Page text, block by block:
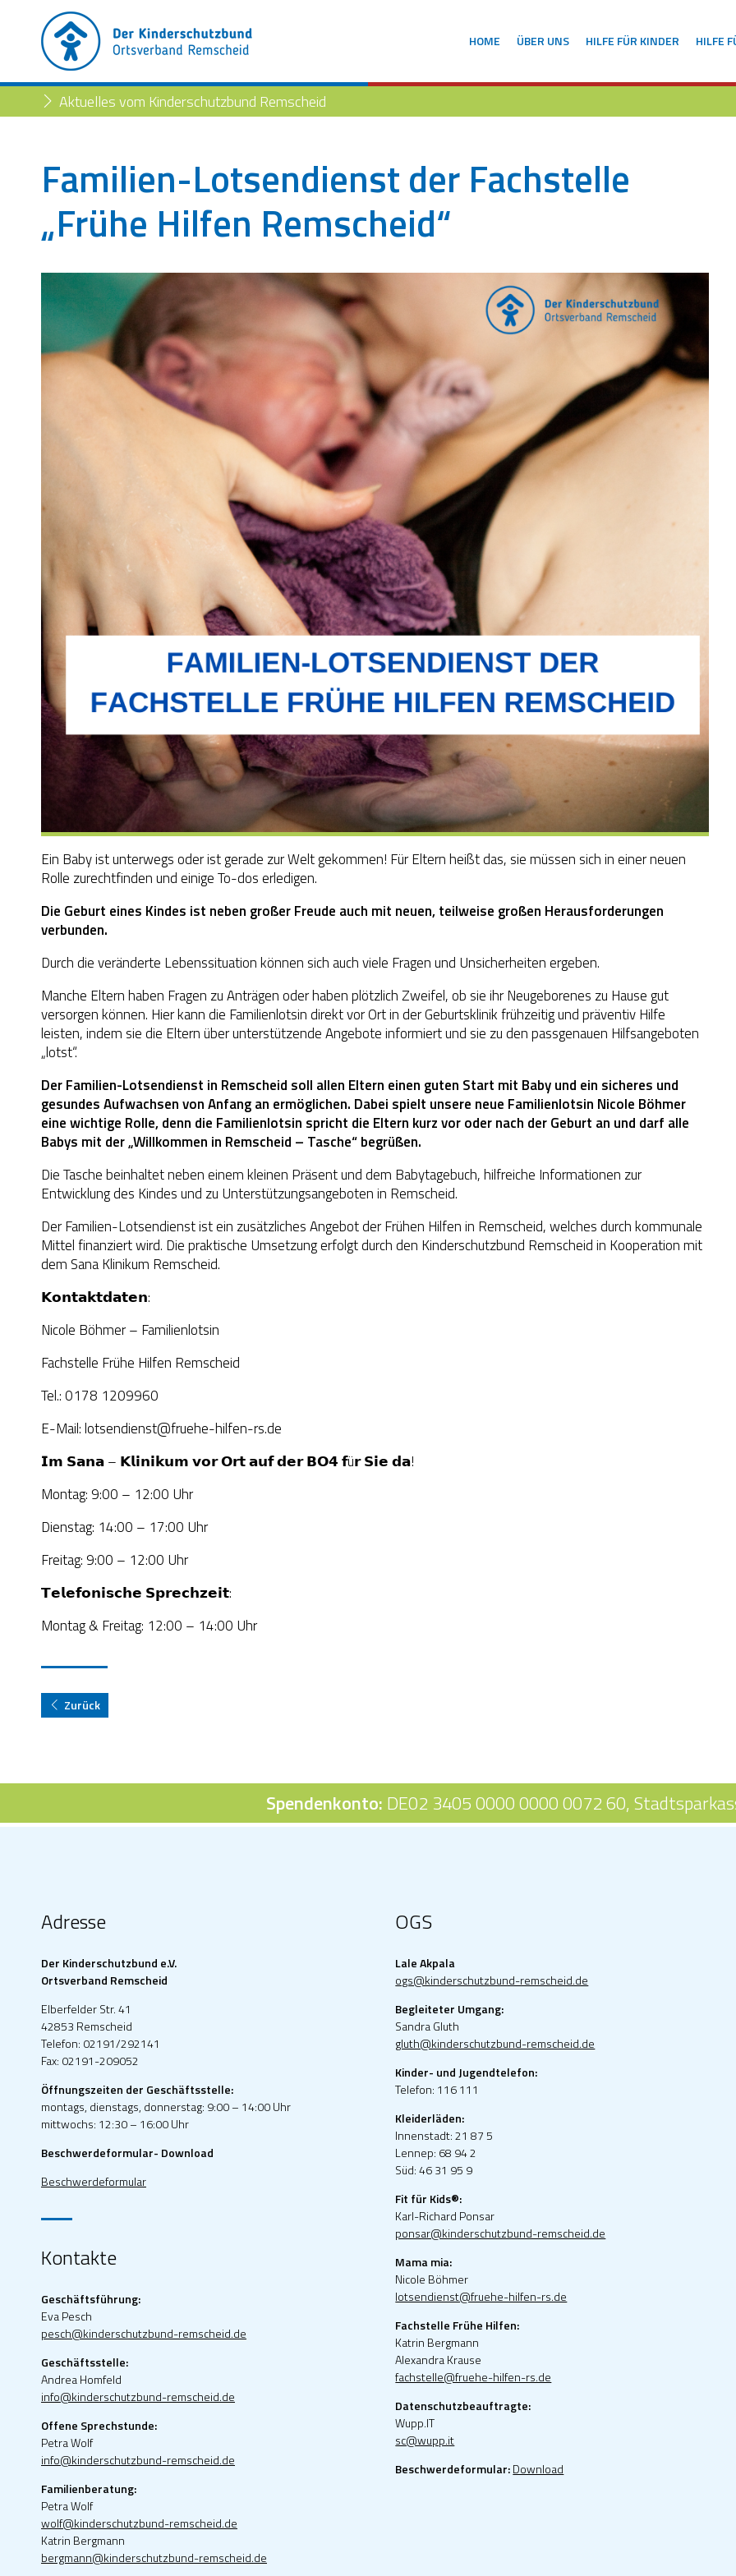
HOME ÜBER UNS HILFE FÜR KINDER HILFE
Aktuelles vom Kinderschutzbund Remscheid
Familien-Lotsendienst der Fachstelle
„Frühe Hilfen Remscheid“
Ein Baby ist unterwegs oder ist gerade zur Welt gekommen! Für Eltern heißt das, sie müssen sich in einer neuen
Rolle zurechtfinden und einige To-dos erledigen.
Die Geburt eines Kindes ist neben großer Freude auch mit neuen, teilweise großen Herausforderungen
verbunden.
Durch die veränderte Lebenssituation können sich auch viele Fragen und Unsicherheiten ergeben.
Manche Eltern haben Fragen zu Anträgen oder haben plötzlich Zweifel, ob sie ihr Neugeborenes zu Hause gut
versorgenkönnen. Hier kann die Familienlotsin direkt vor Ort in der Geburtsklinik frühzeitig und präventiv Hilfe
leisten, indem sie die Eltern über unterstützende Angebote informiert und sie zu den passgenauen Hilfsangeboten
„lotst“.
Der Familien-Lotsendienst in Remscheid soll allen Eltern einen guten Start mit Baby und ein sicheres und
gesundes Aufwachsen von Anfang an ermöglichen. Dabei spielt unsere neue Familienlotsin Nicole Böhmer
eine wichtige Rolle, denn die Familienlotsin spricht die Eltern kurz vor oder nach der Geburt an und darf alle
Babys mit der „Willkommen in Remscheid – Tasche“ begrüßen.
Die Tasche beinhaltet neben einem kleinen Präsent und dem Babytagebuch, hilfreiche Informationen zur
Entwicklung des Kindes und zu Unterstützungsangeboten in Remscheid.
Der Familien-Lotsendienst ist ein zusätzliches Angebot der Frühen Hilfen in Remscheid, welches durch kommunale
Mittel finanziert wird. Die praktische Umsetzung erfolgt durch den Kinderschutzbund Remscheid in Kooperation mit
dem Sana Klinikum Remscheid.
𝗞𝗼𝗻𝘁𝗮𝗸𝘁𝗱𝗮𝘁𝗲𝗻:
Nicole Böhmer – Familienlotsin
Fachstelle Frühe Hilfen Remscheid
Tel.: 0178 1209960
E-Mail: lotsendienst@fruehe-hilfen-rs.de
𝗜𝗺 𝗦𝗮𝗻𝗮 – 𝗞𝗹𝗶𝗻𝗶𝗸𝘂𝗺 𝘃𝗼𝗿 𝗢𝗿𝘁 𝗮𝘂𝗳 𝗱𝗲𝗿 𝗕𝗢𝟰 𝗳ü𝗿 𝗦𝗶𝗲 𝗱𝗮!
Montag: 9:00 – 12:00 Uhr
Dienstag: 14:00 – 17:00 Uhr
Freitag: 9:00 – 12:00 Uhr
𝗧𝗲𝗹𝗲𝗳𝗼𝗻𝗶𝘀𝗰𝗵𝗲 𝗦𝗽𝗿𝗲𝗰𝗵𝘇𝗲𝗶𝘁:
Montag & Freitag: 12:00 – 14:00 Uhr
Zurück
Spendenkonto: DE02 3405 0000 0000 0072 60,
Adresse
Der Kinderschutzbund e.V.
Ortsverband Remscheid
Elberfelder Str. 41
42853 Remscheid
Telefon: 02191/292141
Fax: 02191-209052
Öffnungszeiten der Geschäftsstelle:
montags, dienstags, donnerstag: 9:00 – 14:00 Uhr
mittwochs: 12:30 – 16:00 Uhr
Beschwerdeformular- Download
Beschwerdeformular
Kontakte
Geschäftsführung:
Eva Pesch
pesch@kinderschutzbund-remscheid.de
Geschäftsstelle:
Andrea Homfeld
info@kinderschutzbund-remscheid.de
Offene Sprechstunde:
Petra Wolf
info@kinderschutzbund-remscheid.de
Familienberatung:
Petra Wolf
wolf@kinderschutzbund-remscheid.de
Katrin Bergmann
bergmann@kinderschutzbund-remscheid.de
OGS
Lale Akpala
ogs@kinderschutzbund-remscheid.de
Begleiteter Umgang:
Sandra Gluth
gluth@kinderschutzbund-remscheid.de
Kinder- und Jugendtelefon:
Telefon: 116 111
Kleiderläden:
Innenstadt: 21 87 5
Lennep: 68 94 2
Süd: 46 31 95 9
Fit für Kids®:
Karl-Richard Ponsar
ponsar@kinderschutzbund-remscheid.de
Mama mia:
Nicole Böhmer
lotsendienst@fruehe-hilfen-rs.de
Fachstelle Frühe Hilfen:
Katrin Bergmann
Alexandra Krause
fachstelle@fruehe-hilfen-rs.de
Datenschutzbeauftragte:
Wupp.IT
sc@wupp.it
Beschwerdeformular:Download